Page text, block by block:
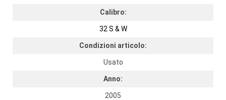
Calibro:
32 S & W
Condizioni articolo:
Usato
Anno:
2005